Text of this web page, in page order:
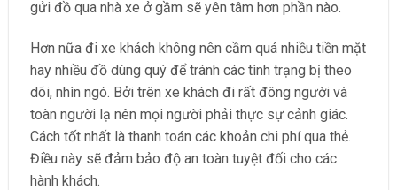
gửi đồ qua nhà xe ở gầm sẽ yên tâm hơn phần nào.
Hơn nữa đi xe khách không nên cầm quá nhiều tiền mặt
hay nhiều đồ dùng quý để tránh các tình trạng bị theo
dõi, nhìn ngó. Bởi trên xe khách đi rất đông người và
toàn người lạ nên mọi người phải thực sự cảnh giác.
Cách tốt nhất là thanh toán các khoản chi phí qua thẻ.
Điều này sẽ đảm bảo độ an toàn tuyệt đối cho các
hành khách.